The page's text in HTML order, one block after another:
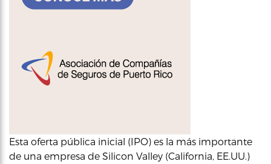
Esta oferta pública inicial (IPO) es la más importante
de una empresa de Silicon Valley (California, EE.UU.)